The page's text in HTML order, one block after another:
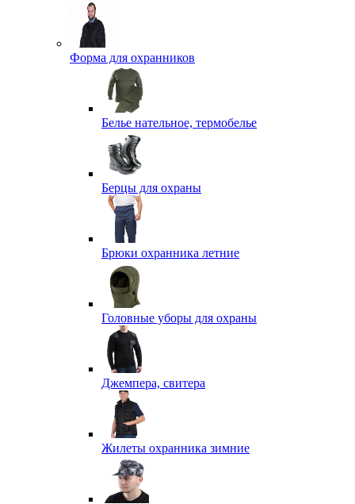
Форма для охранников
Белье нательное, термобелье
Берцы для охраны
Брюки охранника летние
Головные уборы для охраны
Джемпера, свитера
Жилеты охранника зимние